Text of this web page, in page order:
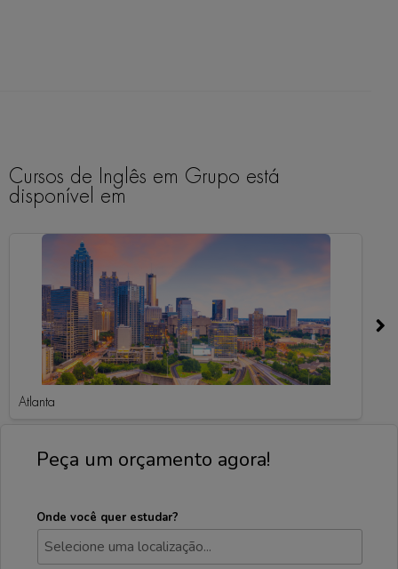
Cursos de Inglês em Grupo está
disponível em
Atlanta
Peça um orçamento agora!
Onde você quer estudar?